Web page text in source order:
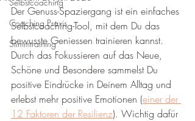
Coaching Praxis
Stimmtraining
Der Genuss-Spaziergang ist ein einfaches
Selbstcoaching-Tool, mit dem Du das
bewusste Geniessen trainieren kannst.
Durch das Fokussieren auf das Neue,
Schöne und Besondere sammelst Du
positive Eindrücke in Deinem Alltag und
erlebst mehr positive Emotionen (einer der
12 Faktoren der Resilienz). Wichtig dafür